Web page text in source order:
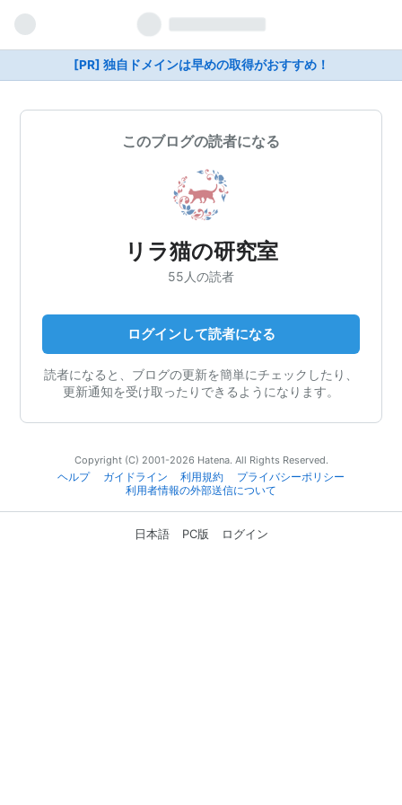
[PR] 独自ドメインは早めの取得がおすすめ！
このブログの読者になる
リラ猫の研究室
55人の読者
ログインして読者になる
読者になると、ブログの更新を簡単にチェックしたり、
更新通知を受け取ったりできるようになります。
Copyright (C) 2001-2026 Hatena. All Rights Reserved.
ヘルプ
ガイドライン 利用規約
プライバシーポリシー
利用者情報の外部送信について
日本語 PC版 ログイン